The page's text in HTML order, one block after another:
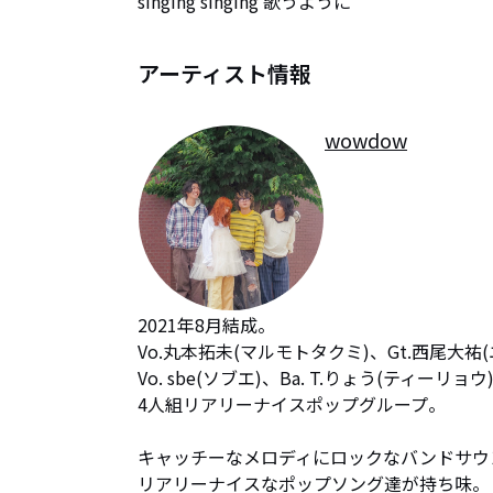
アーティスト情報
wowdow
2021年8月結成。
Vo.丸本拓未(マルモトタクミ)、Gt.西尾大祐(
Vo. sbe(ソブエ)、Ba. T.りょう(ティーリョウ
4人組リアリーナイスポップグループ。
キャッチーなメロディにロックなバンドサウ
リアリーナイスなポップソング達が持ち味。